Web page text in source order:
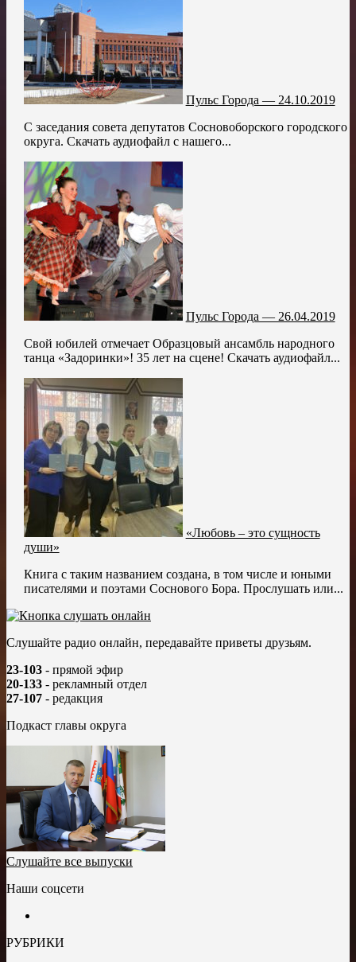
Пульс Города — 24.10.2019
С заседания совета депутатов Сосновоборского городского
округа. Скачать аудиофайл с нашего...
Пульс Города — 26.04.2019
Свой юбилей отмечает Образцовый ансамбль народного
танца «Задоринки»! 35 лет на сцене! Скачать аудиофайл...
«Любовь – это сущность
души»
Книга с таким названием создана, в том числе и юными
писателями и поэтами Соснового Бора. Прослушать или...
Слушайте радио онлайн, передавайте приветы друзьям.
23-103 - прямой эфир
20-133 - рекламный отдел
27-107 - редакция
Подкаст главы округа
Слушайте все выпуски
Наши соцсети
РУБРИКИ